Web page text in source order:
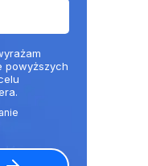
powyższych